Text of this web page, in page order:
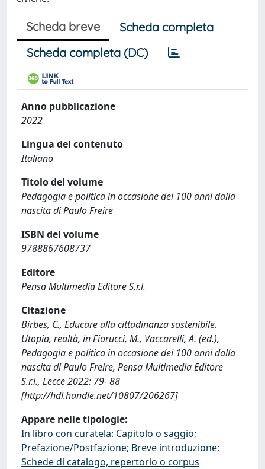
Scheda breve
Scheda completa
Scheda completa (DC)
Anno pubblicazione
2022
Lingua del contenuto
Italiano
Titolo del volume
Pedagogia e politica in occasione dei 100 anni dalla
nascita di Paulo Freire
ISBN del volume
9788867608737
Editore
Pensa Multimedia Editore S.r.l.
Citazione
Birbes, C., Educare alla cittadinanza sostenibile.
Utopia, realtà, in Fiorucci, M., Vaccarelli, A. (ed.),
Pedagogia e politica in occasione dei 100 anni dalla
nascita di Paulo Freire, Pensa Multimedia Editore
S.r.l., Lecce 2022: 79- 88
[http://hdl.handle.net/10807/206267]
Appare nelle tipologie:
In libro con curatela: Capitolo o saggio;
Prefazione/Postfazione; Breve introduzione;
Schede di catalogo, repertorio o corpus